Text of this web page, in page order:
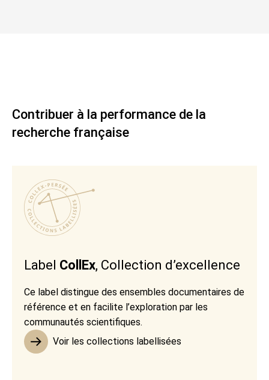
Contribuer à la performance de la
recherche française
Label CollEx, Collection d’excellence
Ce label distingue des ensembles documentaires de
référence et en facilite l’exploration par les
communautés scientifiques.
Voir les collections labellisées